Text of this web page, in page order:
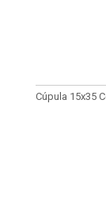
Cúpula 15x35